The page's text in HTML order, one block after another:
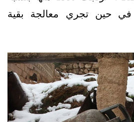
في حين تجري معالجة بقية